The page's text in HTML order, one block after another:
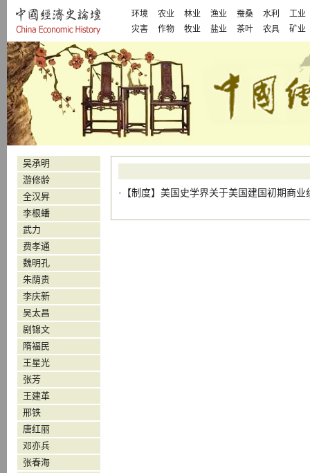
环境 农业 林业 渔业 蚕桑 水利
工业
灾害
作物 牧业 盐业 茶叶 农具 矿业
·【制度】 美国史学界关于美国建国初期商业
吴承明
游修龄
全汉昇
李根蟠
武力
费孝通
魏明孔
朱荫贵
李庆新
吴太昌
剧锦文
隋福民
王星光
张芳
王建革
邢铁
唐红丽
邓亦兵
张春海